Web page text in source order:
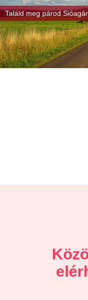
Találd meg párod